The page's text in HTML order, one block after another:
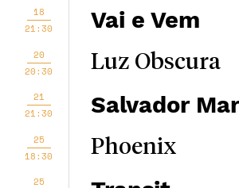
18
21:30
Vai e Vem
20
20:30
Luz Obscura
21
21:30
Salvador
25
18:30
Phoenix
25